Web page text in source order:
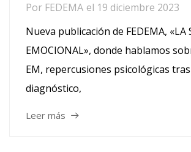
Por FEDEMA el 19 diciembre 2023
Nueva publicación de FEDEMA, «LA
EMOCIONAL», donde hablamos
EM, repercusiones psicológicas
diagnóstico,
Leer más